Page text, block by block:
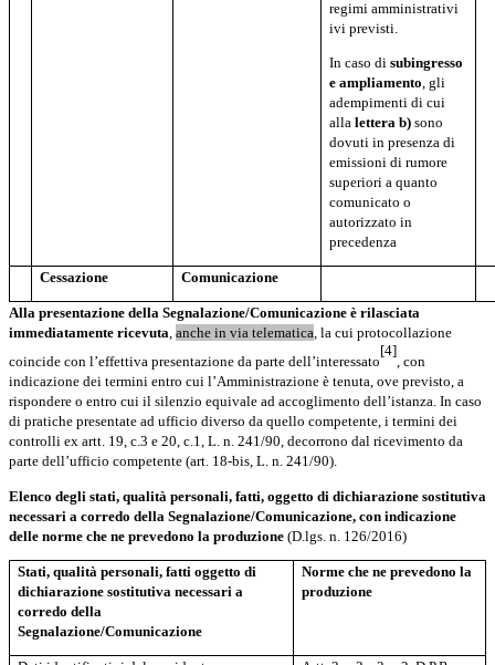
regimi amministrativi
ivi previsti.
In caso disubingresso
e ampliamento , gli
adempimenti di cui
allalettera b) sono
dovuti in presenza di
emissioni di rumore
superiori a quanto
comunicato o
autorizzato in
precedenza
Cessazione Comunicazione
Alla presentazione della Segnalazione/Comunicazione è rilasciata
immediatamente ricevuta, anche in via telematica, la cui protocollazione
coincide con l’effettiva presentazione da parte dell’interessato
[4]
, con
indicazione dei termini entro cui l’Amministrazione è tenuta, ove previsto, a
rispondere o entro cui il silenzio equivale ad accoglimento dell’istanza. In caso
di pratiche presentate ad ufficio diverso da quello competente, i termini dei
controlli ex artt. 19, c.3 e 20, c.1, L. n. 241/90, decorrono dal ricevimento da
parte dell’ufficio competente (art. 18-bis, L. n. 241/90).
Elenco degli stati, qualità personali, fatti, oggetto di dichiarazione sostitutiva
necessari a corredo della Segnalazione/Comunicazione, con indicazione
delle norme che ne prevedono la produzione (D.lgs. n. 126/2016)
Stati, qualità personali, fatti oggetto di
dichiarazione sostitutiva necessari a
corredo della
Segnalazione/Comunicazione
Norme che ne prevedono la
produzione